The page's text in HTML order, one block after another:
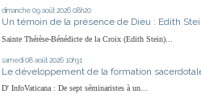
dimanche 09 août 2026 08h20
Un témoin de la présence de Dieu : Edith
Sainte Thérèse-Bénédicte de la Croix (Edith Stein)...
samedi 08 août 2026 10h31
Le développement de la formation
D' InfoVaticana : De sept séminaristes à un...